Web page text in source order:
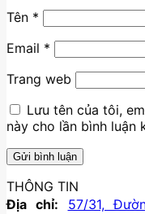
Tên *
Email *
Trang web
Lưu tên của tôi,
này cho lần bình luận
THÔNG TIN
Địa chỉ:
57/31,